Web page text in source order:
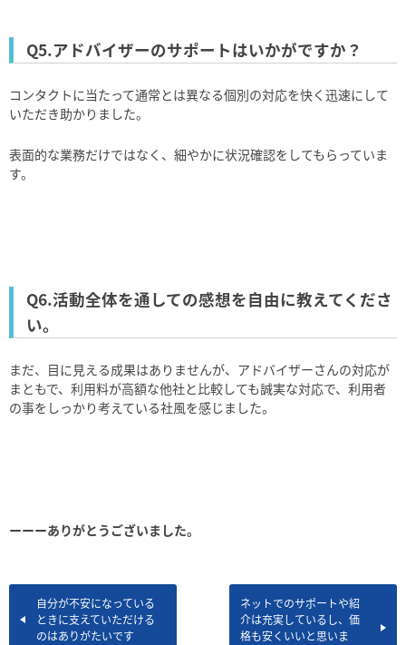
Q5.アドバイザーのサポートはいかがですか？
コンタクトに当たって通常とは異なる個別の対応を快く迅速にして
いただき助かりました。
表⾯的な業務だけではなく、細やかに状況確認をしてもらっていま
す。
Q6.活動全体を通しての感想を⾃由に教えてくださ
い。
まだ、⽬に⾒える成果はありませんが、アドバイザーさんの対応が
まともで、利⽤料が⾼額な他社と⽐較しても誠実な対応で、利⽤者
の事をしっかり考えている社⾵を感じました。
ーーーありがとうございました。
⾃分が不安になっている
ときに⽀えていただける
のはありがたいです
ネットでのサポートや紹
介は充実しているし、価
格も安くいいと思いま